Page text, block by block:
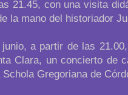
21.45, con una visita
la mano del historiador
a partir de las
Clara, un concierto de
Gregoriana de